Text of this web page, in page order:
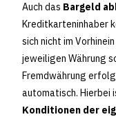
Auch das Bargeld
Kreditkarteninhaber
sich nicht im
jeweiligen Währung
Fremdwährung
automatisch. Hierbei
Konditionen der